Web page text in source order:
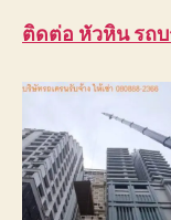
ติดต่อ หัวหิน รถ